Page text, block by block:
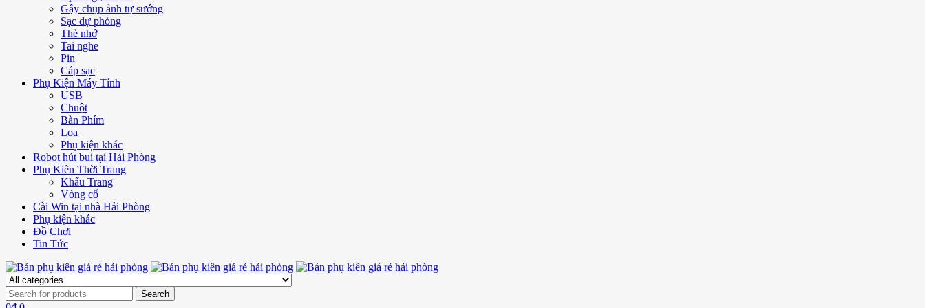
Gậy chụp ảnh tự sướng
Sạc dự phòng
Thẻ nhớ
Tai nghe
Pin
Cáp sạc
Phụ Kiện Máy Tính
USB
Chuột
Bàn Phím
Loa
Phụ kiện khác
Robot hút bui tại Hải Phòng
Phụ Kiên Thời Trang
Khẩu Trang
Vòng cổ
Cài Win tại nhà Hải Phòng
Phụ kiện khác
Đồ Chơi
Tin Tức